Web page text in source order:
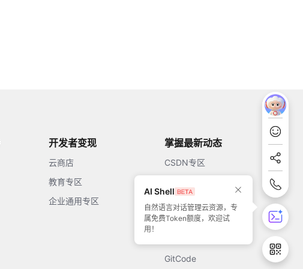
开发者变现
云商店
教育专区
企业通用专区
掌握最新动态
CSDN专区
51CTO
GitCode
AI Shell
自然语言对话管理云资源，专
属免费Token额度，欢迎试
用！